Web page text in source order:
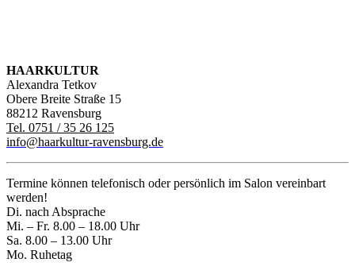
HAARKULTUR
Alexandra Tetkov
Obere Breite Straße 15
88212 Ravensburg
Tel. 0751 / 35 26 125
info@haarkultur-ravensburg.de
Termine können telefonisch oder persönlich im Salon vereinbart
werden!
Di. nach Absprache
Mi. – Fr. 8.00 – 18.00 Uhr
Sa. 8.00 – 13.00 Uhr
Mo. Ruhetag